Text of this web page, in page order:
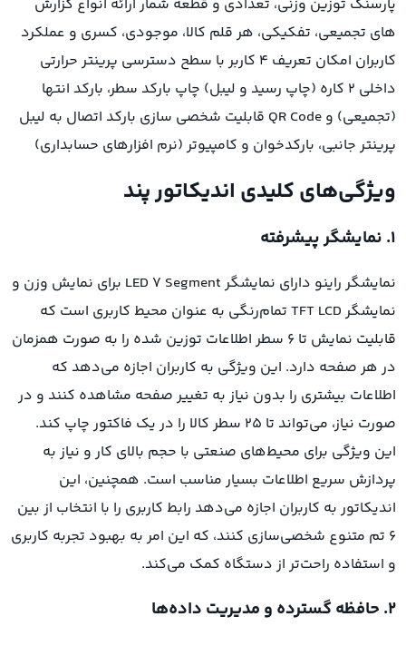
پارسنگ توزین وزنی، تعدادی و قطعه شمار ارائه انواع گزارش
های تجمیعی، تفکیکی، هر قلم کالا، موجودی، کسری و عملکرد
کاربران امکان تعریف ۴ کاربر با سطح دسترسی پرینتر حرارتی
داخلی ۲ کاره (چاپ رسید و لیبل) چاپ بارکد سطر، بارکد انتها
(تجمیعی) و QR Code قابلیت شخصی سازی بارکد اتصال به لیبل
پرینتر جانبی، بارکدخوان و کامپیوتر (نرم افزارهای حسابداری)
ویژگی‌های کلیدی اندیکاتور پند
۱. نمایشگر پیشرفته
نمایشگر راینو دارای نمایشگر LED 7 Segment برای نمایش وزن و
نمایشگر TFT LCD تمام‌رنگی به عنوان محیط کاربری است که
قابلیت نمایش تا 6 سطر اطلاعات توزین شده را به صورت همزمان
در هر صفحه دارد. این ویژگی به کاربران اجازه می‌دهد که
اطلاعات بیشتری را بدون نیاز به تغییر صفحه مشاهده کنند و در
صورت نیاز، می‌تواند تا ۲۵ سطر کالا را در یک فاکتور چاپ کند.
این ویژگی برای محیط‌های صنعتی با حجم بالای کار و نیاز به
پردازش سریع اطلاعات بسیار مناسب است. همچنین، این
اندیکاتور به کاربران اجازه می‌دهد رابط کاربری را با انتخاب از بین
۶ تم متنوع شخصی‌سازی کنند، که این امر به بهبود تجربه کاربری
و استفاده راحت‌تر از دستگاه کمک می‌کند.
۲. حافظه گسترده و مدیریت داده‌ها